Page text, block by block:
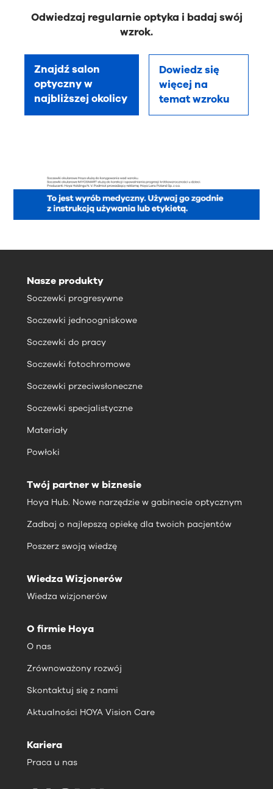
Odwiedzaj regularnie optyka i badaj swój
wzrok.
Znajdź salon
optyczny w
najbliższej okolicy
Dowiedz się
więcej na
temat wzroku
Nasze produkty
Soczewki progresywne
Soczewki jednoogniskowe
Soczewki do pracy
Soczewki fotochromowe
Soczewki przeciwsłoneczne
Soczewki specjalistyczne
Materiały
Powłoki
Twój partner w biznesie
Hoya Hub. Nowe narzędzie w gabinecie optycznym
Zadbaj o najlepszą opiekę dla twoich pacjentów
Poszerz swoją wiedzę
Wiedza Wizjonerów
Wiedza wizjonerów
O firmie Hoya
O nas
Zrównoważony rozwój
Skontaktuj się z nami
Aktualności HOYA Vision Care
Kariera
Praca u nas